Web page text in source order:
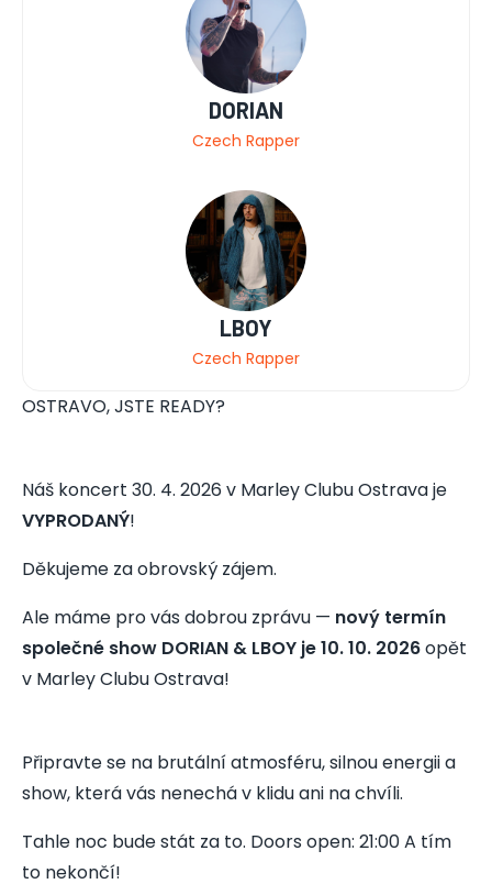
DORIAN
Czech Rapper
LBOY
Czech Rapper
OSTRAVO, JSTE READY?
Náš koncert 30. 4. 2026 v Marley Clubu Ostrava je
VYPRODANÝ!
Děkujeme za obrovský zájem.
Ale máme pro vás dobrou zprávu — nový termín
společné show DORIAN & LBOY je 10. 10. 2026opět
v Marley Clubu Ostrava!
Připravte se na brutální atmosféru, silnou energii a
show, která vás nenechá v klidu ani na chvíli.
Tahle noc bude stát za to. Doors open: 21:00 A tím
to nekončí!